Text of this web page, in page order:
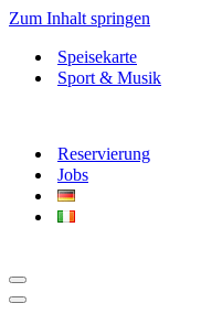
Zum Inhalt springen
Speisekarte
Sport & Musik
Reservierung
Jobs
Navigationsmenü
Navigationsmenü